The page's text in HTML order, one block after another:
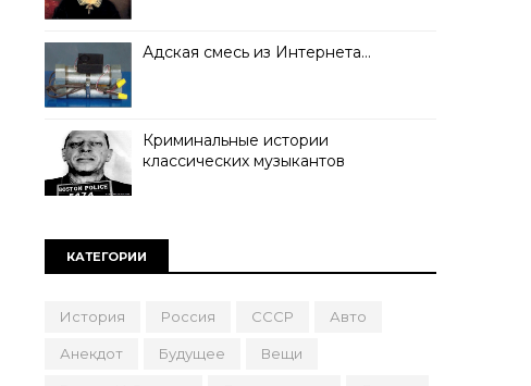
Адская смесь из Интернета…
Криминальные истории
классических музыкантов
КАТЕГОРИИ
История Россия СССР Авто
Анекдот Будущее Вещи